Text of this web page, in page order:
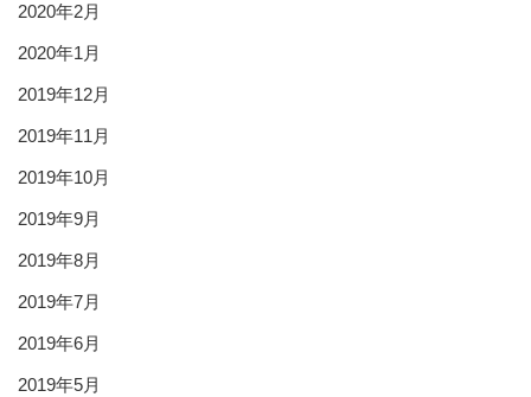
2020年2月
2020年1月
2019年12月
2019年11月
2019年10月
2019年9月
2019年8月
2019年7月
2019年6月
2019年5月